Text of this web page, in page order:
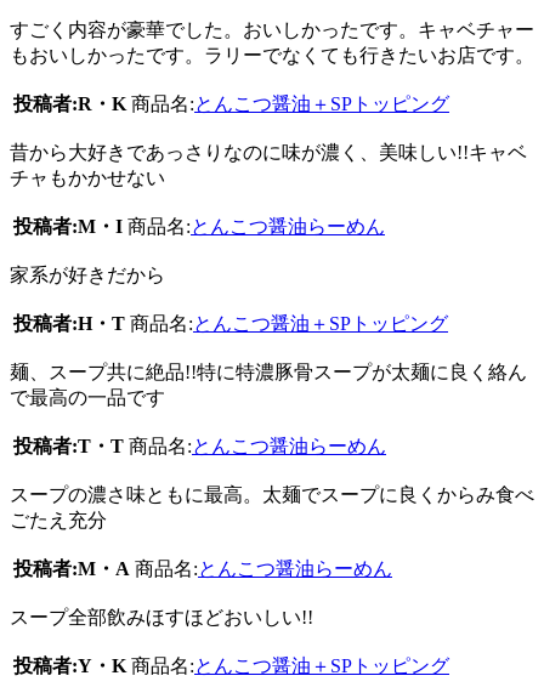
すごく内容が豪華でした。おいしかったです。キャベチャー
もおいしかったです。ラリーでなくても行きたいお店です。
投稿者:R・K 商品名:とんこつ醤油＋SPトッピング
昔から大好きであっさりなのに味が濃く、美味しい!!キャベ
チャもかかせない
投稿者:M・I 商品名:とんこつ醤油らーめん
家系が好きだから
投稿者:H・T 商品名:とんこつ醤油＋SPトッピング
麺、スープ共に絶品!!特に特濃豚骨スープが太麺に良く絡ん
で最高の一品です
投稿者:T・T 商品名:とんこつ醤油らーめん
スープの濃さ味ともに最高。太麺でスープに良くからみ食べ
ごたえ充分
投稿者:M・A 商品名:とんこつ醤油らーめん
スープ全部飲みほすほどおいしい!!
投稿者:Y・K 商品名:とんこつ醤油＋SPトッピング